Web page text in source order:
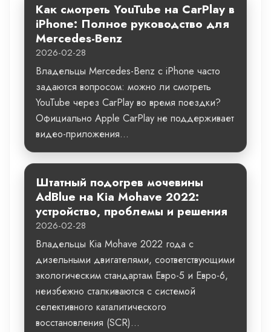
Как смотреть YouTube на CarPlay в
iPhone: Полное руководство для
Mercedes-Benz
2026-02-28
Владельцы Mercedes-Benz с iPhone часто
задаются вопросом: можно ли смотреть
YouTube через CarPlay во время поездки?
Официально Apple CarPlay не поддерживает
видео-приложения...
Штатный подогрев мочевины
AdBlue на Kia Mohave 2022:
устройство, проблемы и решения
2026-02-28
Владельцы Kia Mohave 2022 года с
дизельными двигателями, соответствующими
экологическим стандартам Евро-5 и Евро-6,
неизбежно сталкиваются с системой
селективного каталитического
восстановления (SCR)...